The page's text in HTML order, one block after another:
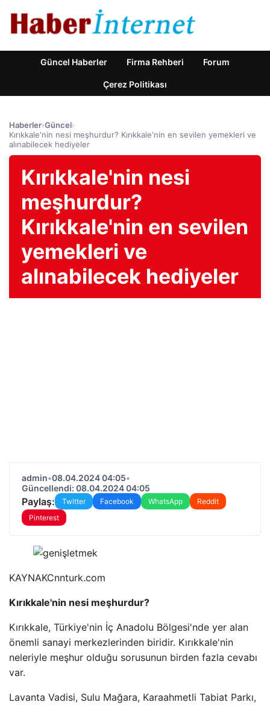
Güncel Haberler Firma Rehberi Forum
Çerez Politikası
Haberler›Güncel›
Kırıkkale'nin nesi meşhurdur? Kırıkkale'nin en sevilen yemekleri ve
alınabilecek hediyeler
Kırıkkale'nin nesi
meşhurdur?
Kırıkkale'nin en sevilen
yemekleri ve
alınabilecek hediyeler
admin•08.04.2024 04:05•
Güncellendi: 08.04.2024 04:05
Paylaş: Twitter Facebook WhatsApp
Reddit
Pinterest
KAYNAKCnnturk.com
Kırıkkale'nin nesi meşhurdur?
Kırıkkale, Türkiye'nin İç Anadolu Bölgesi'nde yer alan
önemli sanayi merkezlerinden biridir. Kırıkkale'nin
neleriyle meşhur olduğu sorusunun birden fazla cevabı
var.
Lavanta Vadisi, Sulu Mağara, Karaahmetli Tabiat Parkı,